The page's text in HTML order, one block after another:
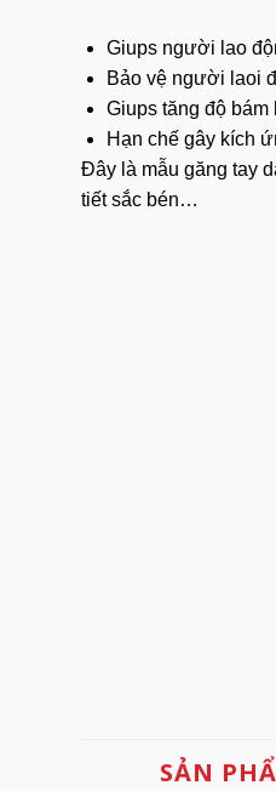
Giups người lao
Bảo vệ người laoi
Giups tăng độ bám
Hạn chế gây kích
Đây là mẫu găng tay
tiết sắc bén…
SẢN